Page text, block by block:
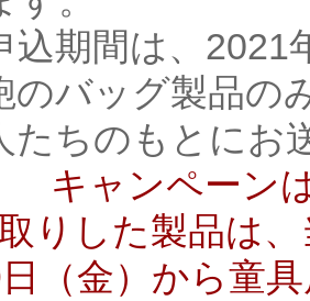
込期間は、2021
のバッグ製品の
たちのもと にお
キャンペーン
りした製品は
（金）から童